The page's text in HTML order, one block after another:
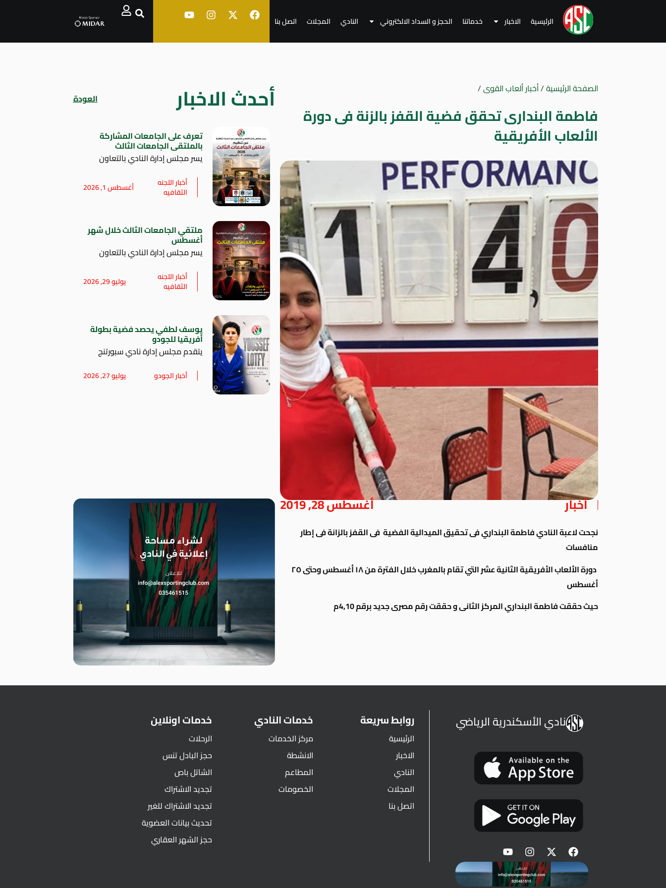
الرئيسية الاخبار خدماتنا الحجز و السداد الالكتروني النادي المجلات اتصل بنا
الصفحة الرئيسية/أخبار ألعاب القوى/
فاطمة البندارى تحقق فضية القفز بالزنة فى دورة
الألعاب الأفريقية
أخبار أغسطس 28, 2019
نجحت لاعبة النادي فاطمة البنداري فى تحقيق الميدالية الفضية فى القفز بالزانة فى إطار
منافسات
دورة الألعاب الأفريقية الثانية عشر التي تقام بالمغرب خلال الفترة من ١٨ أغسطس وحتى ٢٥
أغسطس
حيث حققت فاطمة البنداري المركز الثانى و حققت رقم مصرى جديد برقم 4,10م
أحدث الاخبار العودة
تعرف على الجامعات المشاركة
بالملتقى الجامعات الثالث
يسر مجلس إدارة النادي بالتعاون
أخبار اللجنه
الثقافيه أغسطس 1, 2026
ملتقي الجامعات الثالث خلال شهر
أغسطس
يسر مجلس إدارة النادي بالتعاون
أخبار اللجنه
الثقافيه يوليو 29, 2026
يوسف لطفي يحصد فضية بطولة
أفريقيا للجودو
يتقدم مجلس إدارة نادي سبورتنج
أخبار الجودو يوليو 27, 2026
نادي الأسكندرية الرياضي روابط سريعة
الرئيسية
الاخبار
النادي
المجلات
اتصل بنا
خدمات النادي
مركز الخدمات
الانشطة
المطاعم
الخصومات
خدمات اونلاين
الرحلات
حجز البادل تنس
الشاتل باص
تجديد الاشتراك
تجديد الاشتراك للغير
تحديث بيانات العضوية
حجز الشهر العقاري